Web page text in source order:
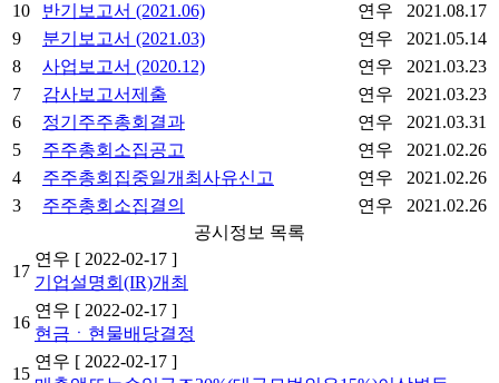
10
반기보고서 (2021.06) 연우
2021.08.17
9
분기보고서 (2021.03) 연우
2021.05.14
8
사업보고서 (2020.12) 연우
2021.03.23
7
감사보고서제출 연우
2021.03.23
6
정기주주총회결과 연우
2021.03.31
5
주주총회소집공고 연우
2021.02.26
4
주주총회집중일개최사유신고 연우
2021.02.26
3
주주총회소집결의 연우
2021.02.26
공시정보 목록
17
연우 [ 2022-02-17 ]
기업설명회(IR)개최
16
연우 [ 2022-02-17 ]
현금ㆍ현물배당결정
15
연우 [ 2022-02-17 ]